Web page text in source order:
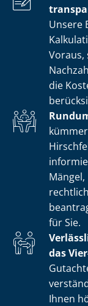
Unsere
Voraus,
die
für Sie.
das
Ihnen